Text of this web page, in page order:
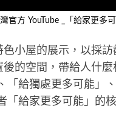
官方 YouTube _「給家更多
色小屋的展示，以採
後的空間，帶給人什
「給獨處更多可能」
「給家更多可能」的